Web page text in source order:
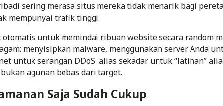
sering merasa situs mereka tidak menarik bagi
mempunyai trafik tinggi.
otomatis untuk memindai ribuanwebsite secara random
menyisipkan malware, menggunakan server Anda
untuk serangan DDoS, alias sekadar untuk “latihan”
agunan bebas dari target.
Saja Sudah Cukup